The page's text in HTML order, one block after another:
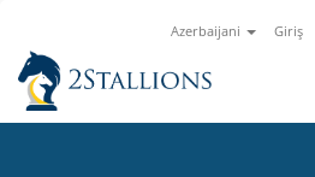
Azerbaijani Giriş